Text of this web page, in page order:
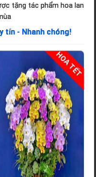
phù hợp với mỗi dịp
tặng tác phẩm hoa lan
tín - Nhanh chóng!
HOA TẾT